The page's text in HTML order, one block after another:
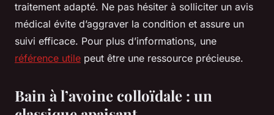
traitement adapté. Ne pas hésiter à solliciter un avis
médical évite d’aggraver la condition et assure un
suivi efficace. Pour plus d’informations, une
référence utile peut être une ressource précieuse.
Bain à l’avoine colloïdale : un